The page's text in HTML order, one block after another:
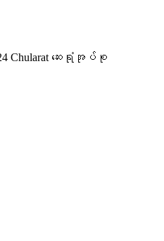
Chularat ဆေးရုံအုပ်စု